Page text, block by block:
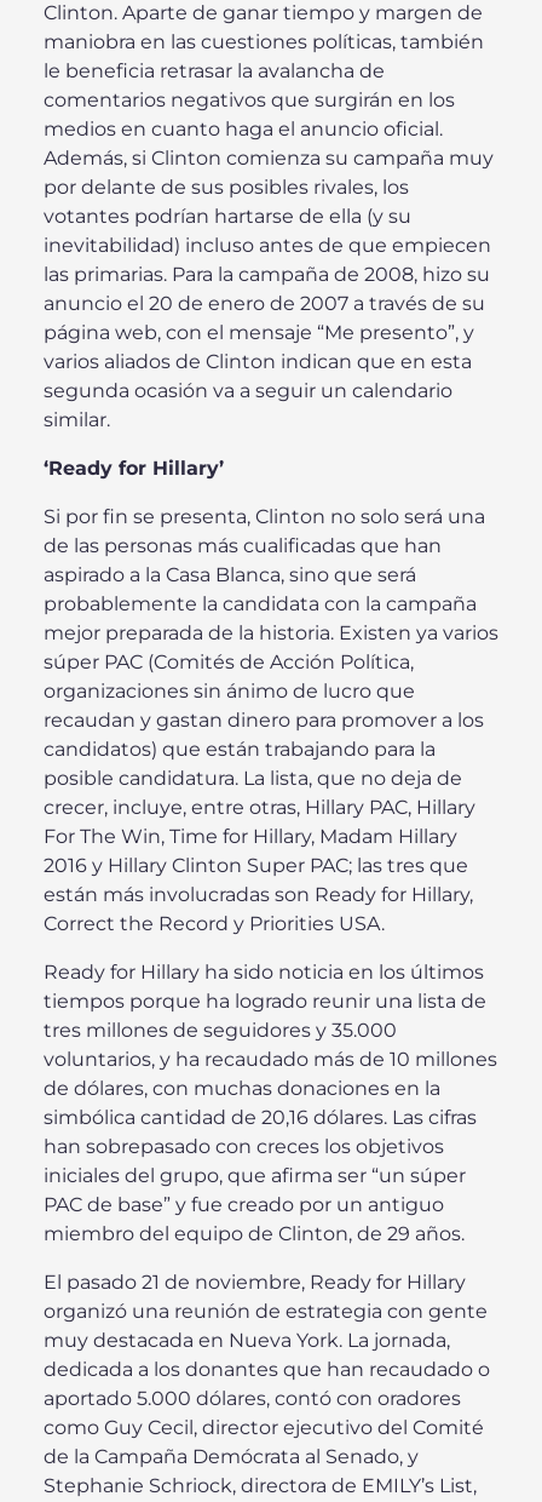
Clinton. Aparte de ganar tiempo y margen de
maniobra en las cuestiones políticas, también
le beneficia retrasar la avalancha de
comentarios negativos que surgirán en los
medios en cuanto haga el anuncio oficial.
Además, si Clinton comienza su campaña muy
por delante de sus posibles rivales, los
votantes podrían hartarse de ella (y su
inevitabilidad) incluso antes de que empiecen
las primarias. Para la campaña de 2008, hizo su
anuncio el 20 de enero de 2007 a través de su
página web, con el mensaje “Me presento”, y
varios aliados de Clinton indican que en esta
segunda ocasión va a seguir un calendario
similar.
‘Ready for Hillary’
Si por fin se presenta, Clinton no solo será una
de las personas más cualificadas que han
aspirado a la Casa Blanca, sino que será
probablemente la candidata con la campaña
mejor preparada de la historia. Existen ya varios
súper PAC (Comités de Acción Política,
organizaciones sin ánimo de lucro que
recaudan y gastan dinero para promover a los
candidatos) que están trabajando para la
posible candidatura. La lista, que no deja de
crecer, incluye, entre otras, Hillary PAC, Hillary
For The Win, Time for Hillary, Madam Hillary
2016 y Hillary Clinton Super PAC; las tres que
están más involucradas son Ready for Hillary,
Correct the Record y Priorities USA.
Ready for Hillary ha sido noticia en los últimos
tiempos porque ha logrado reunir una lista de
tres millones de seguidores y 35.000
voluntarios, y ha recaudado más de 10 millones
de dólares, con muchas donaciones en la
simbólica cantidad de 20,16 dólares. Las cifras
han sobrepasado con creces los objetivos
iniciales del grupo, que afirma ser “un súper
PAC de base” y fue creado por un antiguo
miembro del equipo de Clinton, de 29 años.
El pasado 21 de noviembre, Ready for Hillary
organizó una reunión de estrategia con gente
muy destacada en Nueva York. La jornada,
dedicada a los donantes que han recaudado o
aportado 5.000 dólares, contó con oradores
como Guy Cecil, director ejecutivo del Comité
de la Campaña Demócrata al Senado, y
Stephanie Schriock, directora de EMILY’s List,